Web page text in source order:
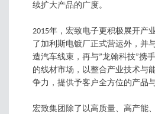
续扩大产品的广度。
2015年，宏致电子更积极展开产
了加利斯电镀厂正式营运外，并
造汽车线束，再与”龙翰科技”携
的线材市场，以整合产业技术与
争力，提供予客户全方位的产品与
宏致集团除了以高质量、高产能